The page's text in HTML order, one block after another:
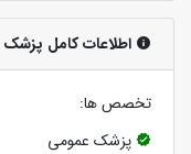
اطلاعات کامل پزشک
تخصص ها:
پزشک عمومی